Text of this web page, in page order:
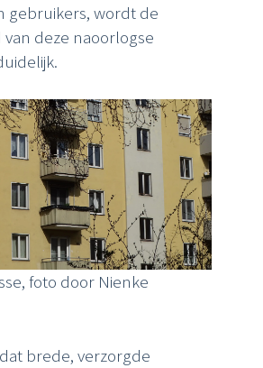
gebruikers, wordt de
deze naoorlogse
foto door Nienke
brede, verzorgde